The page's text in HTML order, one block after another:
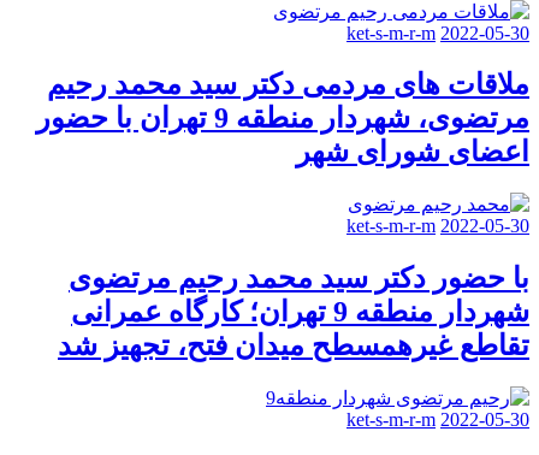
ket-s-m-r-m 2022-05-30
ملاقات های مردمی دکتر سید محمد رحیم
مرتضوی، شهردار منطقه 9 تهران با حضور
اعضای شورای شهر
ket-s-m-r-m 2022-05-30
با حضور دکتر سید محمد رحیم مرتضوی
شهردار منطقه 9 تهران؛ کارگاه عمرانی
تقاطع غیرهمسطح میدان فتح، تجهیز شد
ket-s-m-r-m 2022-05-30